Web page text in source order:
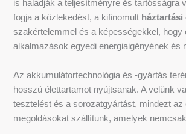
is haladják a teljesítményre és tartósságra
fogja a közlekedést, a kifinomult háztartási
szakértelemmel és a képességekkel,
alkalmazások egyedi energiaigényének
Az akkumulátortechnológia és -gyártás
hosszú élettartamot nyújtsanak. A velünk
tesztelést és a sorozatgyártást, mindezt
megoldásokat szállítunk, amelyek